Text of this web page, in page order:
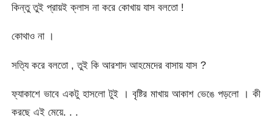
কিন্তু তুই প্রায়ই ক্লাস না করে কোখায় যাস বলতো !
কোথাও না ।
সত্যি করে বলতো , তুই কি আরশাদ আহমেদের বাসায় যাস ?
ফ্যাকাশে ভাবে একটু হাসলো টুই । বৃষ্টির মাখায় আকাশ ভেঙে পড়লো । কী
করছে এই মেয়ে. . .